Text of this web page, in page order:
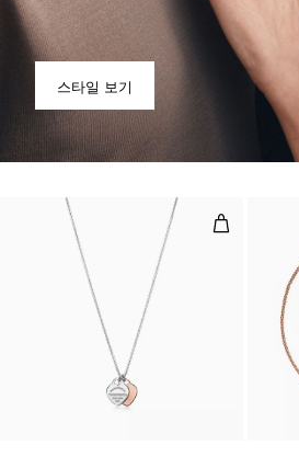
스타일 보기
더블 하트